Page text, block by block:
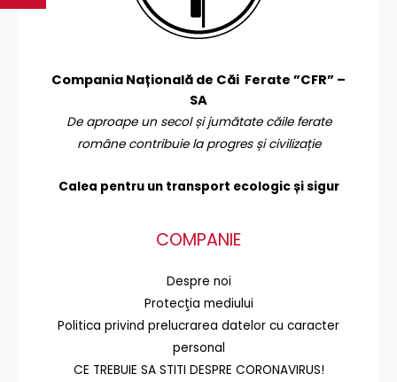
Compania Națională de Căi Ferate ”CFR” –
SA
De aproape un secol și jumătate căile ferate
române contribuie la progres și civilizație
Calea pentru un transport ecologic și sigur
COMPANIE
Despre noi
Protecţia mediului
Politica privind prelucrarea datelor cu caracter
personal
CE TREBUIE SA STITI DESPRE CORONAVIRUS!